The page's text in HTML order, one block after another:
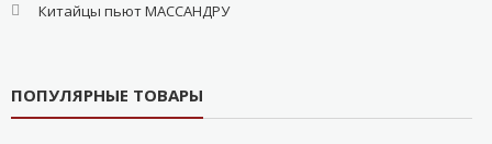
Китайцы пьют МАССАНДРУ
ПОПУЛЯРНЫЕ ТОВАРЫ